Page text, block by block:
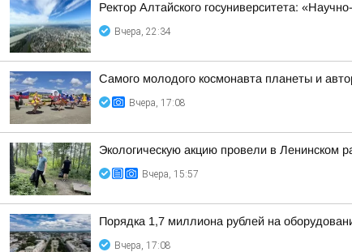
Ректор Алтайского госуниверситета:
Вчера, 22:34
Самого молодого космонавта планеты и
Вчера, 17:08
Экологическую акцию провели в Ленинском
Вчера, 15:57
Порядка 1,7 миллиона рублей на
Вчера, 17:08